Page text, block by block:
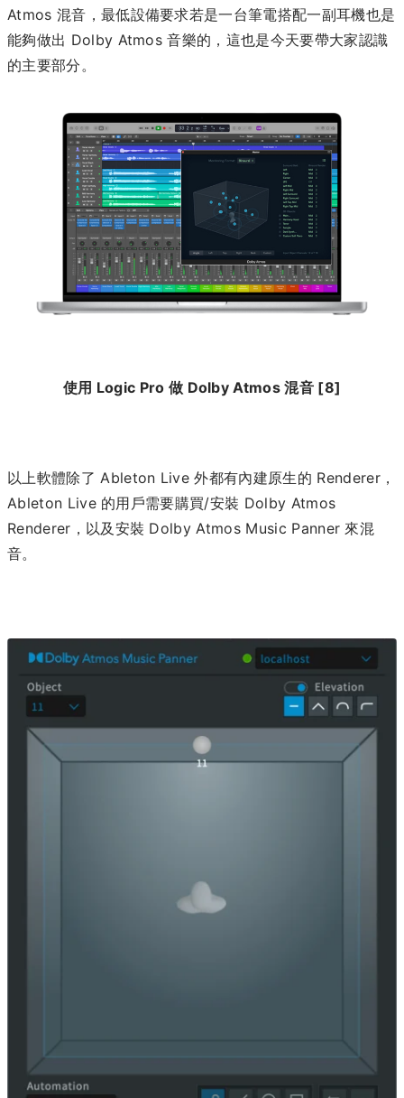
Atmos 混音，最低設備要求若是一台筆電搭配一副耳機也是
能夠做出 Dolby Atmos 音樂的，這也是今天要帶大家認識
的主要部分。
使用 Logic Pro 做 Dolby Atmos 混音 [8]
以上軟體除了 Ableton Live 外都有內建原生的 Renderer，
Ableton Live 的用戶需要購買/安裝 Dolby Atmos
Renderer，以及安裝 Dolby Atmos Music Panner 來混
音。